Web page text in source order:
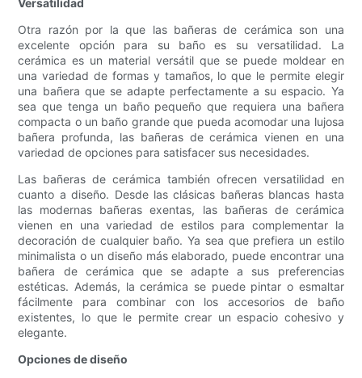
Versatilidad
Otra razón por la que las bañeras de cerámica son una
excelente opción para su baño es su versatilidad. La
cerámica es un material versátil que se puede moldear en
una variedad de formas y tamaños, lo que le permite elegir
una bañera que se adapte perfectamente a su espacio. Ya
sea que tenga un baño pequeño que requiera una bañera
compacta o un baño grande que pueda acomodar una lujosa
bañera profunda, las bañeras de cerámica vienen en una
variedad de opciones para satisfacer sus necesidades.
Las bañeras de cerámica también ofrecen versatilidad en
cuanto a diseño. Desde las clásicas bañeras blancas hasta
las modernas bañeras exentas, las bañeras de cerámica
vienen en una variedad de estilos para complementar la
decoración de cualquier baño. Ya sea que prefiera un estilo
minimalista o un diseño más elaborado, puede encontrar una
bañera de cerámica que se adapte a sus preferencias
estéticas. Además, la cerámica se puede pintar o esmaltar
fácilmente para combinar con los accesorios de baño
existentes, lo que le permite crear un espacio cohesivo y
elegante.
Opciones de diseño